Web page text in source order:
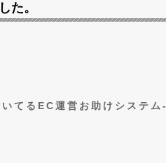
た。
てるEC運営お助けシステム-